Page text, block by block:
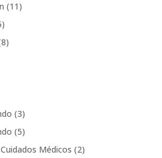
(11)
(3)
(5)
Médicos (2)